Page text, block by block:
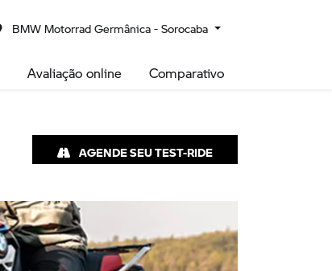
BMW Motorrad Germânica - Sorocaba
Avaliação online Comparativo
AGENDE SEU TEST-RIDE